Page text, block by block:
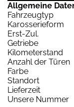
Allgemeine
Fahrzeugtyp
Karosserieform
Erst-Zul.
Getriebe
Kilometerstand
Anzahl der Türen
Farbe
Standort
Lieferzeit
Unsere Nummer